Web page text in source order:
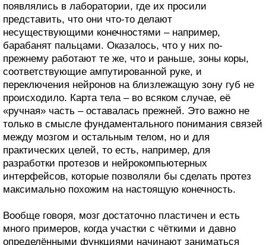
появлялись в лаборатории, где их просили
представить, что они что-то делают
несуществующими конечностями – например,
барабанят пальцами. Оказалось, что у них по-
прежнему работают те же, что и раньше, зоны коры,
соответствующие ампутированной руке, и
переключения нейронов на близлежащую зону губ не
происходило. Карта тела – во всяком случае, её
«ручная» часть – оставалась прежней. Это важно не
только в смысле фундаментального понимания связей
между мозгом и остальным телом, но и для
практических целей, то есть, например, для
разработки протезов и нейрокомпьютерных
интерфейсов, которые позволяли бы сделать протез
максимально похожим на настоящую конечность.
Вообще говоря, мозг достаточно пластичен и есть
много примеров, когда участки с чёткими и давно
определёнными функциями начинают заниматься